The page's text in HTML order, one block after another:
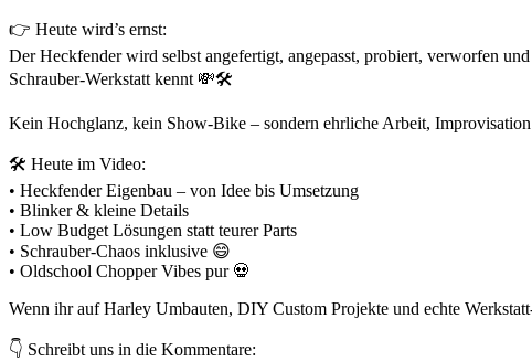
👉 Heute wird’s ernst:
Der Heckfender wird selbst angefertigt, angepasst, probiert, verworfen
Schrauber-Werkstatt kennt 💸🛠️
Kein Hochglanz, kein Show-Bike – sondern ehrliche Arbeit,
🛠️ Heute im Video:
• Heckfender Eigenbau – von Idee bis Umsetzung
• Blinker & kleine Details
• Low Budget Lösungen statt teurer Parts
• Schrauber-Chaos inklusive 😄
• Oldschool Chopper Vibes pur 💀
Wenn ihr auf Harley Umbauten, DIY Custom Projekte und echte
👇 Schreibt uns in die Kommentare: